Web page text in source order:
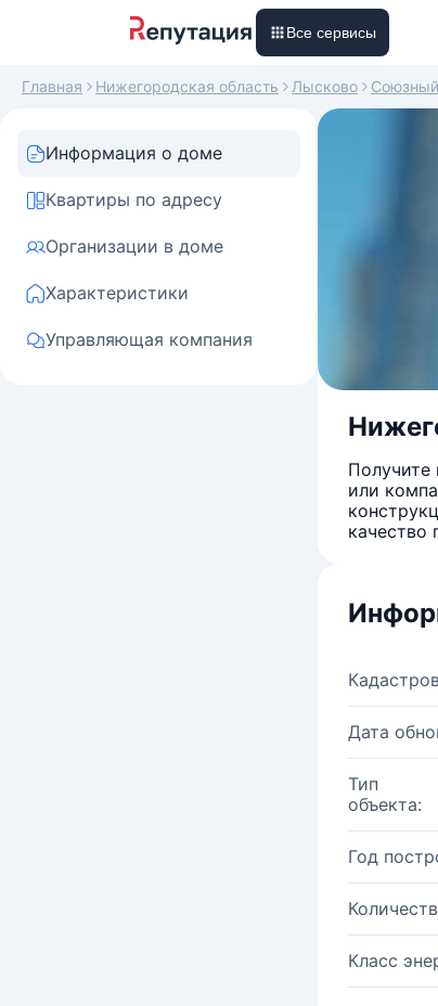
Все сервисы
Главная Нижегородская область Лысково Союзный
Информация о доме
Квартиры по адресу
Организации в доме
Характеристики
Управляющая компания
Получите
или
качество
Дата
Тип
объекта:
Год
Класс